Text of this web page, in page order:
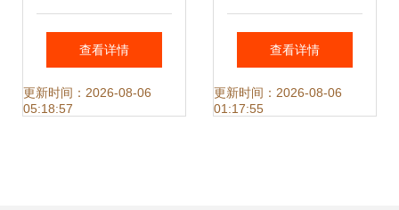
制造与应用分析
查看详情
更新时间：2026-08-06
05:18:57
钢结构件加工 20年
专注，铸就工业脊
查看详情
更新时间：2026-08-06
01:17:55